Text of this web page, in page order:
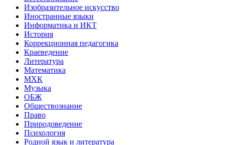
Изобразительное искусство
Иностранные языки
Информатика и ИКТ
История
Коррекционная педагогика
Краеведение
Литература
Математика
МХК
Музыка
ОБЖ
Обществознание
Право
Природоведение
Психология
Родной язык и литература